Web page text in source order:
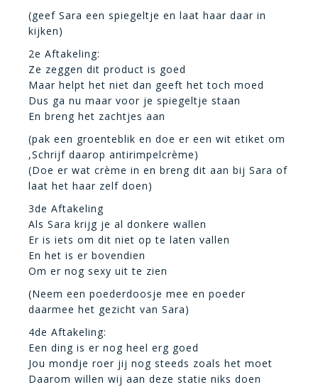
(geef Sara een spiegeltje en laat haar daar in
kijken)
2e Aftakeling:
Ze zeggen dit product is goed
Maar helpt het niet dan geeft het toch moed
Dus ga nu maar voor je spiegeltje staan
En breng het zachtjes aan
(pak een groenteblik en doe er een wit etiket om
,Schrijf daarop antirimpelcrème)
(Doe er wat crème in en breng dit aan bij Sara of
laat het haar zelf doen)
3de Aftakeling
Als Sara krijg je al donkere wallen
Er is iets om dit niet op te laten vallen
En het is er bovendien
Om er nog sexy uit te zien
(Neem een poederdoosje mee en poeder
daarmee het gezicht van Sara)
4de Aftakeling:
Een ding is er nog heel erg goed
Jou mondje roer jij nog steeds zoals het moet
Daarom willen wij aan deze statie niks doen